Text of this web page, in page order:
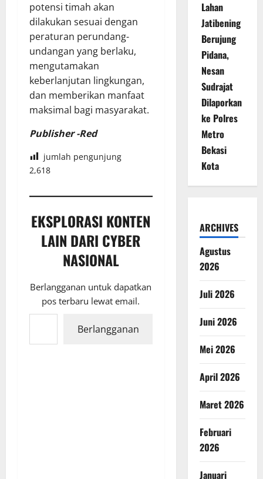
potensi timah akan
dilakukan sesuai dengan
peraturan perundang-
undangan yang berlaku,
mengutamakan
keberlanjutan lingkungan,
dan memberikan manfaat
maksimal bagi masyarakat.
Publisher -Red
jumlah pengunjung
2,618
EKSPLORASI KONTEN
LAIN DARI CYBER
NASIONAL
Berlangganan untuk dapatkan
pos terbaru lewat email.
Ketikkan email Anda...
Berlangganan
Lahan
Jatibening
Berujung
Pidana,
Nesan
Sudrajat
Dilaporkan
ke Polres
Metro
Bekasi
Kota
ARCHIVES
Agustus
2026
Juli 2026
Juni 2026
Mei 2026
April 2026
Maret 2026
Februari
2026
Januari